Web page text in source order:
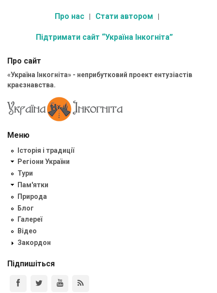
Про нас Стати автором
Підтримати сайт “Україна Інкогніта”
Про сайт
«Україна Інкогніта» - неприбутковий проект ентузіастів
краєзнавства.
Меню
Історія і традиції
Регіони України
Тури
Пам'ятки
Природа
Блог
Галереї
Відео
Закордон
Підпишіться